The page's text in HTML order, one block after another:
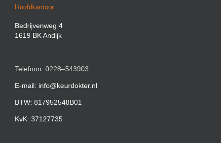
Hoofdkantoor
Bedrijvenweg 4
1619 BK Andijk
Telefoon: 0228–543903
E-mail: info@keurdokter.nl
BTW: 817952548B01
KvK: 37127735